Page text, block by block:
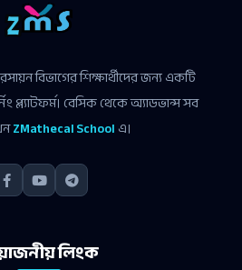
বিভাগের শিক্ষার্থীদের জন্য একটি
প্ল্যাটফর্ম। বেসিক থেকে অ্যাডভান্স সব
ZMathecal Schoolএ।
লিংক